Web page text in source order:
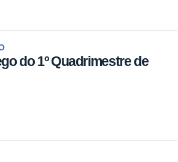
do 1º Quadrimestre de